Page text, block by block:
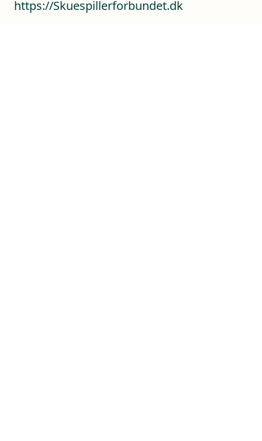
https://Skuespillerforbundet.dk